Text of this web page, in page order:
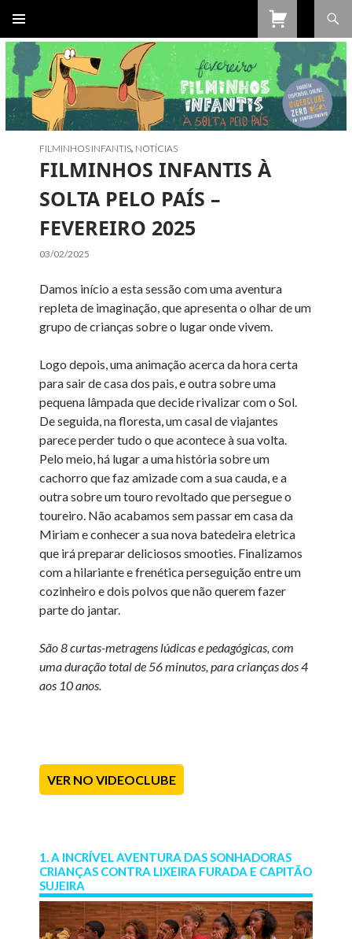
PARA
O
CONTEÚDO
FILMINHOS INFANTIS, NOTÍCIAS
FILMINHOS INFANTIS À
SOLTA PELO PAÍS –
FEVEREIRO 2025
03/02/2025
Damos início a esta sessão com uma aventura
repleta de imaginação, que apresenta o olhar de um
grupo de crianças sobre o lugar onde vivem.
Logo depois, uma animação acerca da hora certa
para sair de casa dos pais, e outra sobre uma
pequena lâmpada que decide rivalizar com o Sol.
De seguida, na floresta, um casal de viajantes
parece perder tudo o que acontece à sua volta.
Pelo meio, há lugar a uma história sobre um
cachorro que faz amizade com a sua cauda, e a
outra sobre um touro revoltado que persegue o
toureiro. Não acabamos sem passar em casa da
Miriam e conhecer a sua nova batedeira eletrica
que irá preparar deliciosos smooties. Finalizamos
com a hilariante e frenética perseguição entre um
cozinheiro e dois polvos que não querem fazer
parte do jantar.
São 8 curtas-metragens lúdicas e pedagógicas, com
uma duração total de 56 minutos, para crianças dos 4
aos 10 anos.
VER NO VIDEOCLUBE
1. A INCRÍVEL AVENTURA DAS SONHADORAS
CRIANÇAS CONTRA LIXEIRA FURADA E CAPITÃO
SUJEIRA